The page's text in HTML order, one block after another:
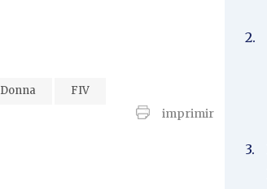
Donna
FIV
imprimir
2.
3.